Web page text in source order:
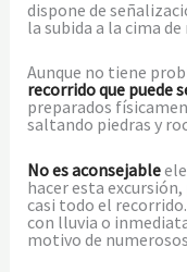
dispone de
la subida a la cima
Aunque no tiene
recorrido que puede
preparados
saltando piedras y
No es aconsejable
hacer esta
casi todo el
con lluvia o
motivo de